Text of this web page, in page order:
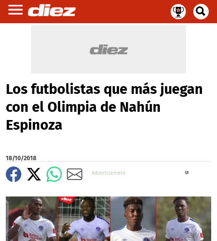
Los futbolistas que más juegan
con el Olimpia de Nahún
Espinoza
18/10/2018
X